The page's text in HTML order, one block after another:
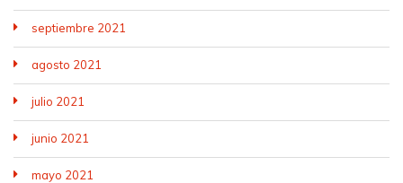
septiembre 2021
agosto 2021
julio 2021
junio 2021
mayo 2021